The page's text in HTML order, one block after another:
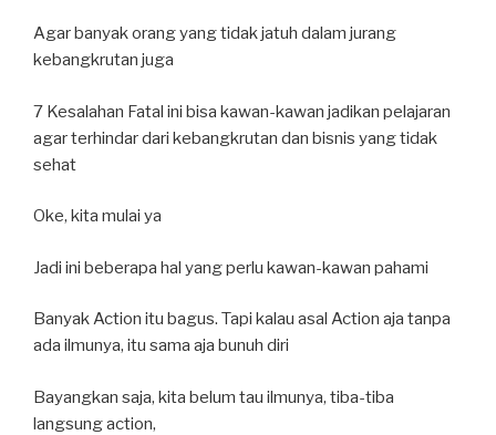
Agar banyak orang yang tidak jatuh dalam jurang
kebangkrutan juga
7 Kesalahan Fatal ini bisa kawan-kawan jadikan pelajaran
agar terhindar dari kebangkrutan dan bisnis yang tidak
sehat
Oke, kita mulai ya
Jadi ini beberapa hal yang perlu kawan-kawan pahami
Banyak Action itu bagus. Tapi kalau asal Action aja tanpa
ada ilmunya, itu sama aja bunuh diri
Bayangkan saja, kita belum tau ilmunya, tiba-tiba
langsung action,